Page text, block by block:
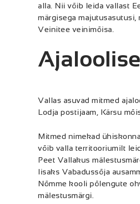
alla. Nii võib leida vallast
märgisega
Veinitee veinimõisa.
Vallas asuvad mitmed
Lodja postijaam, Kärsu
Mitmed nimekad
võib valla territooriumilt
Peet Vallakus
lisaks Vabadussõja
Nõmme kooli põlengute
mälestusmärgi.